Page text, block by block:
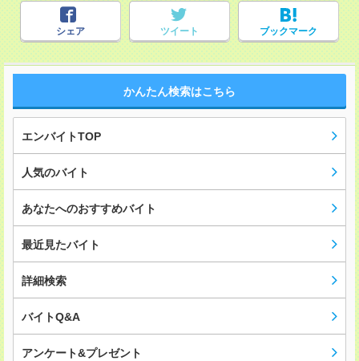
シェア ツイート ブックマーク
かんたん検索はこちら
エンバイトTOP
人気のバイト
あなたへのおすすめバイト
最近見たバイト
詳細検索
バイトQ&A
アンケート&プレゼント